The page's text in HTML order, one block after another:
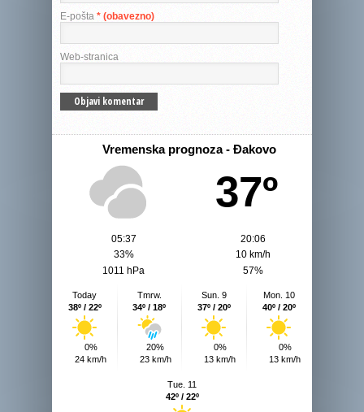
E-pošta * (obavezno)
Web-stranica
Vremenska prognoza - Đakovo
37º
05:37
20:06
33%
10 km/h
1011 hPa
57%
Today
38º / 22º
0%
24 km/h
Tmrw.
34º / 18º
20%
23 km/h
Sun. 9
37º / 20º
0%
13 km/h
Mon. 10
40º / 20º
0%
13 km/h
Tue. 11
42º / 22º